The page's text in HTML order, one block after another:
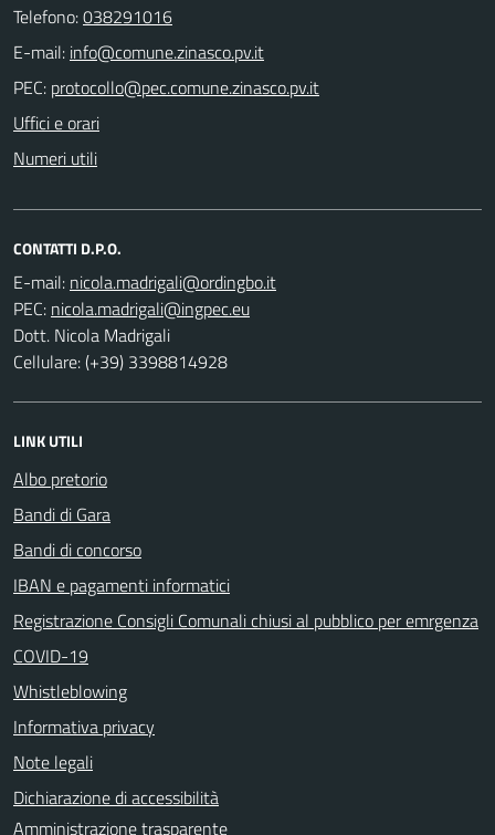
Telefono:038291016
E-mail:
PEC:
Uffici e orari
Numeri utili
CONTATTI D.P.O.
E-mail:
PEC:
Dott. Nicola Madrigali
Cellulare: (+39) 3398814928
LINK UTILI
Albo pretorio
Bandi di Gara
Bandi di concorso
IBAN e pagamenti informatici
Registrazione Consigli Comunali chiusi al pubblico per emrgenza
COVID-19
Whistleblowing
Informativa privacy
Note legali
Dichiarazione di accessibilità
Amministrazione trasparente